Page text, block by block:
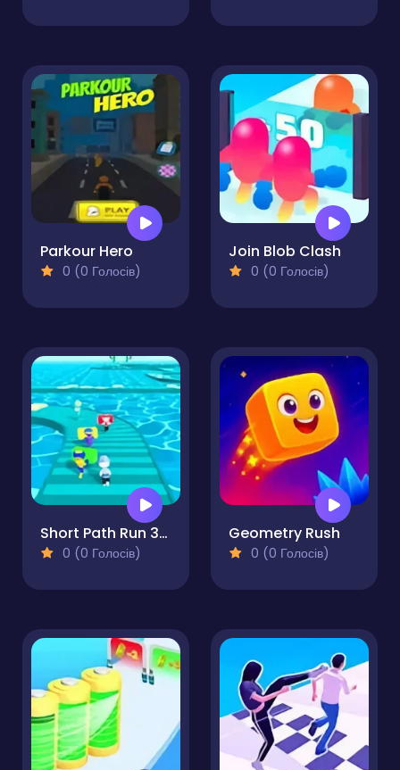
Parkour Hero
0 (0 Голосів)
Join Blob Clash
0 (0 Голосів)
Short Path Run 3d Fun
0 (0 Голосів)
Geometry Rush
0 (0 Голосів)